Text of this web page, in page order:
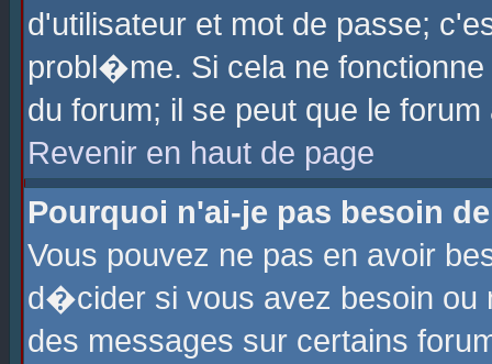
d'utilisateur et mot de passe;
probl�me. Si cela ne
du forum; il se peut que le
Revenir en haut de page
Pourquoi n'ai-je pas besoin
Vous pouvez ne pas en avoir
d�cider si vous avez besoin ou
des messages sur certains